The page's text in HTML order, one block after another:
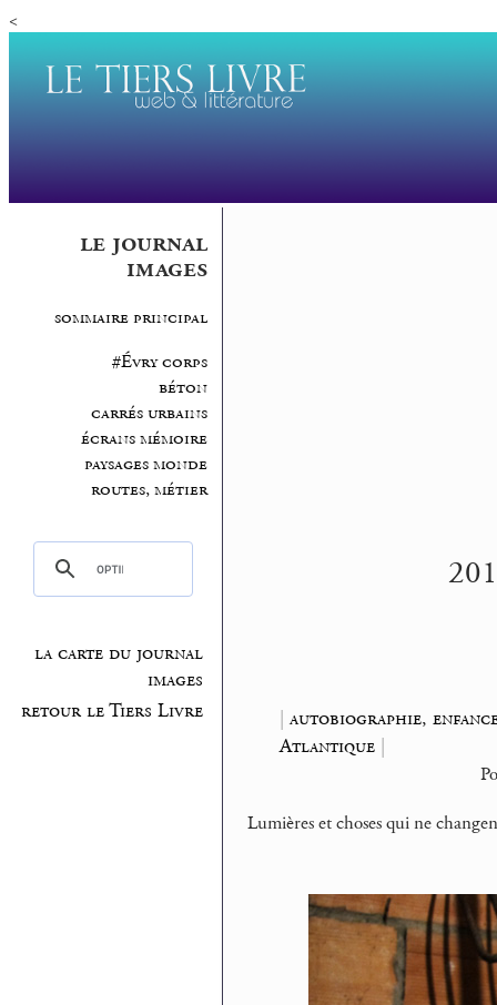
<
le journal
images
sommaire principal
#Évry corps
béton
carrés urbains
écrans mémoire
paysages monde
routes, métier
la carte du journal
images
retour le Tiers Livre
|autobiographie,
Atlantique|
Lumières et choses qui ne